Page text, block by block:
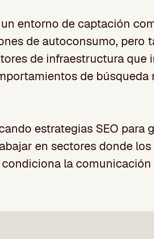
entorno de captación
de autoconsumo, pero
de infraestructura que
de búsqueda
estrategias SEO para
en sectores donde
la